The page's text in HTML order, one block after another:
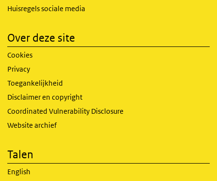
Huisregels sociale media
Over deze site
Cookies
Privacy
Toegankelijkheid
Disclaimer en copyright
Coordinated Vulnerability Disclosure
Website archief
Talen
English